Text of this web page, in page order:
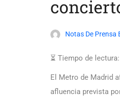
Notas De Prensa
⏳ Tiempo de lectura:
El Metro de Madrid
afluencia prevista